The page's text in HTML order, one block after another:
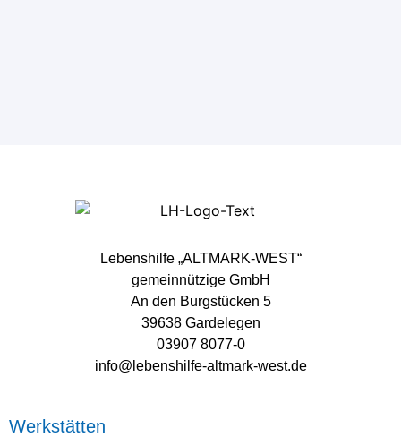
Lebenshilfe „ALTMARK-WEST“
gemeinnützige GmbH
An den Burgstücken 5
39638 Gardelegen
03907 8077-0
info@lebenshilfe-altmark-west.de
Werkstätten